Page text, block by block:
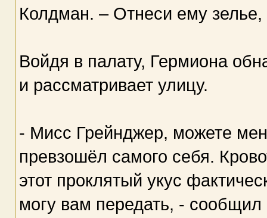
Колдман. – Отнеси ему зелье,
Войдя в палату, Гермиона
и рассматривает улицу.
- Мисс Грейнджер, можете
превзошёл самого себя.
этот проклятый укус
могу вам передать, -